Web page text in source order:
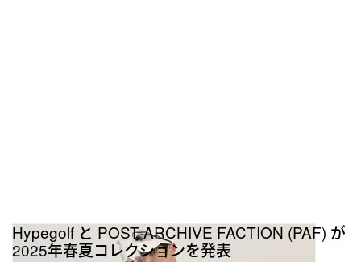
Hypegolf と POST ARCHIVE FACTION (PAF) が
2025年春夏コレクションを発表